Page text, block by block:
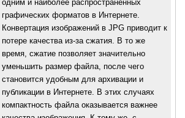
одним и наиболее распространенных
графических форматов в Интернете.
Конвертация изображений в JPG приводит к
потере качества из-за сжатия. В то же
время, сжатие позволяет значительно
уменьшить размер файла, после чего
становится удобным для архивации и
публикации в Интернете. В этих случаях
компактность файла оказывается важнее